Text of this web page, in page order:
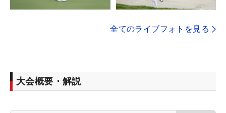
全てのライブフォトを見る
大会概要・解説